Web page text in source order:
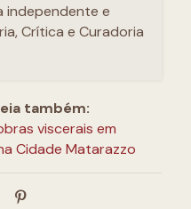
independente e
Crítica e Curadoria
também:
viscerais em
Cidade Matarazzo